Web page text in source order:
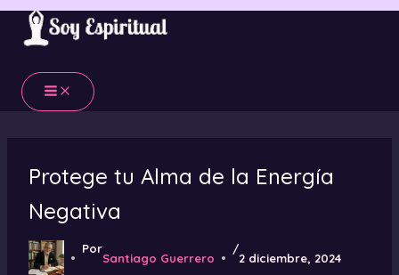
Ir
contenido
Protege tu Alma de la Energía
Negativa
Por
Santiago Guerrero
/
2 diciembre, 2024